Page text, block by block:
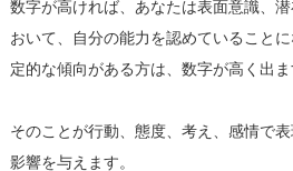
数字が高ければ、あなたは表面意識、
おいて、自分の能力を認めていること
定的な傾向がある方は、数字が高く出ま
そのことが行動、態度、考え、感情で
影響を与えます。